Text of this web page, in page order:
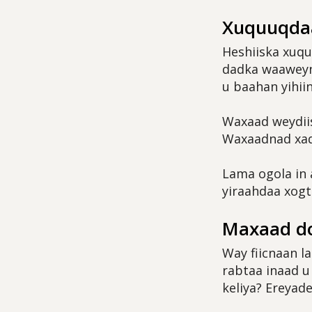
Heshiiska
dadka
u baahan
Waxaad
Waxaadnad
Lama ogola in
yiraahdaa
Maxaad
Way fiicnaan
rabtaa inaad
keliya?